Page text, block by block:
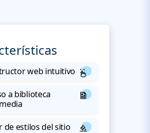
web intuitivo
a biblioteca
de estilos del sitio